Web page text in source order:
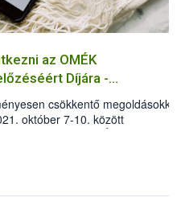
az OMÉK
Díjára -
6-ig!
csökkentő
október 7-10. között
és Élelmiszeripari
A Nemzeti Élelmiszerlánc-
Megelőzéséért Díjára”
területén is díjazzák az